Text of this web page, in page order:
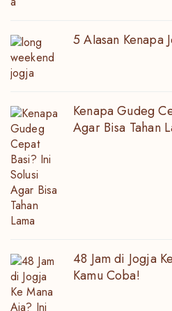
5 Alasan Kenapa
Kenapa Gudeg
Agar Bisa Tahan
48 Jam di Jogja
Kamu Coba!